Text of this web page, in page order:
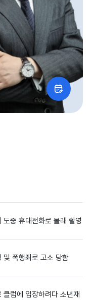
중 휴대전화로 몰래 촬영
폭행죄로 고소 당함
럽에 입장하려다 소년재